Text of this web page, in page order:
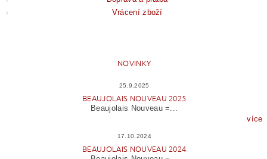
Vrácení zboží
NOVINKY
25.9.2025
BEAUJOLAIS NOUVEAU 2025
Beaujolais Nouveau =...
více
17.10.2024
BEAUJOLAIS NOUVEAU 2024